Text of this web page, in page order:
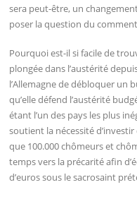
sera peut-être, un
poser la question du
Pourquoi est-il si facile de
plongée dans l’austérité
l’Allemagne de débloquer un
qu’elle défend l’austérité
étant l’un des pays les plus
soutient la nécessité d’investir
que 100.000 chômeurs et
temps vers la précarité afin
d’euros sous le sacrosaint